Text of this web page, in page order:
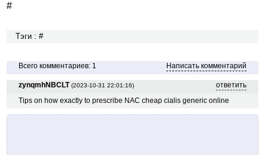
#
Тэги : #
Всего комментариев: 1 Написать комментарий
zynqmhNBCLT (2023-10-31 22:01:16)
ответить
Tips on how exactly to prescribe NAC cheap cialis generic online